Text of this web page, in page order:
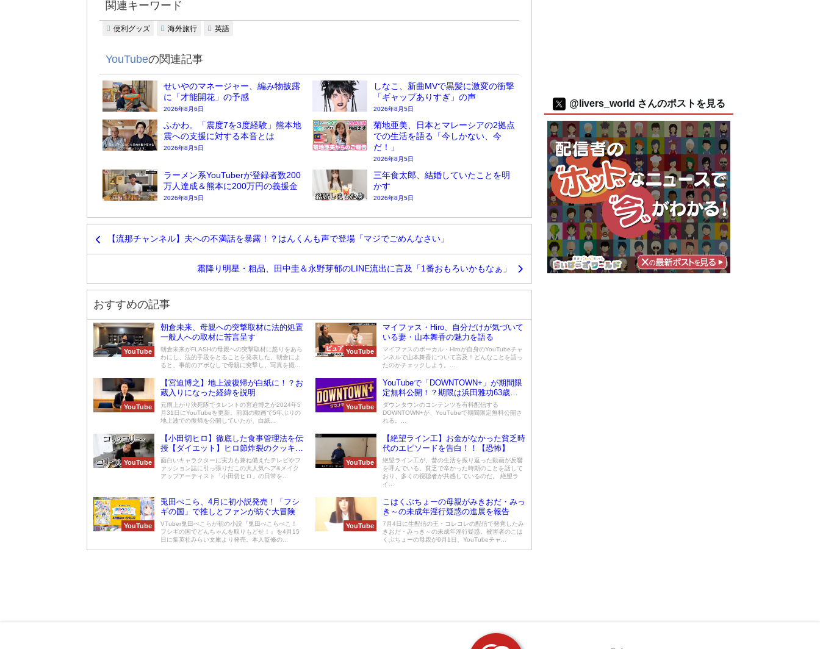
関連キーワード
便利グッズ 海外旅行 英語
YouTubeの関連記事
せいやのマネージャー、編み物披露
に「才能開花」の予感
2026年8月6日
しなこ、新曲MVで黒髪に激変の衝撃
「ギャップありすぎ」の声
2026年8月5日
ふかわ。「震度7を3度経験」熊本地
震への支援に対する本音とは
2026年8月5日
菊地亜美、日本とマレーシアの2拠点
での生活を語る「今しかない、今
だ！」
2026年8月5日
ラーメン系YouTuberが登録者数200
万人達成＆熊本に200万円の義援金
2026年8月5日
三年食太郎、結婚していたことを明
かす
2026年8月5日
【流那チャンネル】夫への不満話を暴露！？はんくんも声で登場「マジでごめんなさい」
霜降り明星・粗品、田中圭＆永野芽郁のLINE流出に言及「1番おもろいかもなぁ」
おすすめの記事
YouTube
朝倉未来、母親への突撃取材に法的処置
一般人への取材に苦言呈す
朝倉未来がFLASHの母親への突撃取材に怒りをあら
わにし、法的手段をとることを発表した。朝倉によ
ると、事前のアポなしで母親に突撃し、写真を撮...
YouTube
マイファス・Hiro、自分だけが気づいて
いる妻・山本舞香の魅力を語る
マイファスのボーカル・Hiroが自身のYouTubeチャ
ンネルで山本舞香について言及！どんなことを語っ
たのかチェックしよう。...
YouTube
【宮迫博之】地上波復帰が白紙に！？お
蔵入りになった経緯を説明
元雨上がり決死隊でタレントの宮迫博之が2024年5
月31日にYouTubeを更新。前回の動画で5年ぶりの
地上波での復帰を公開していたが、白紙...
YouTube
YouTubeで「DOWNTOWN+」が期間限
定無料公開！？期限は浜田雅功63歳の
誕生日まで
ダウンタウンのコンテンツを有料配信する
DOWNTOWN+が、YouTubeで期間限定無料公開さ
れる。...
YouTube
【小田切ヒロ】徹底した食事管理法を伝
授【ダイエット】ヒロ節炸裂のクッキン
グも
面白いキャラクターに実力も兼ね備えたテレビやフ
ァッション誌に引っ張りだこの大人気ヘア&メイク
アップアーティスト「小田切ヒロ」の日常を...
YouTube
【絶望ライン工】お金がなかった貧乏時
代のエピソードを告白！！【恐怖】
絶望ライン工が、昔の生活を振り返った動画が反響
を呼んでいる。貧乏で辛かった時期のことを話して
おり、多くの視聴者が共感しているのだ。 絶望ラ
イ...
YouTube
兎田ぺこら、4月に初小説発売！「フシ
ギの国」で推しとファンが紡ぐ大冒険
VTuber兎田ぺこらが初の小説『兎田ぺこらぺこ！
フシギの国でどんちゃんを取りもどせ！』を4月15
日に集英社みらい文庫より発売。本人監修の...
YouTube
こはくぶちょーの母親がみきおだ・みっ
き～の未成年淫行疑惑の進展を報告
7月4日に生配信の王・コレコレの配信で発覚したみ
きおだ・みっき～の未成年淫行疑惑。被害者のこは
くぶちょーの母親が9月1日、YouTubeチャ...
@livers_world さんのポストを見る